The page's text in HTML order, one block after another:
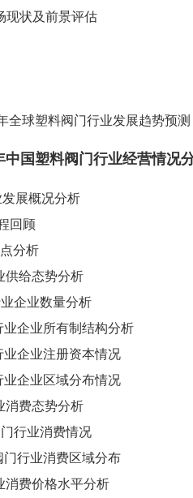
现状及前景评估
球塑料阀门行业发展趋势预测
国塑料阀门行业经营情况
展概况分析
回顾
分析
供给态势分析
企业数量分析
企业所有制结构分析
企业注册资本情况
企业区域分布情况
消费态势分析
行业消费情况
行业消费区域分布
消费价格水平分析